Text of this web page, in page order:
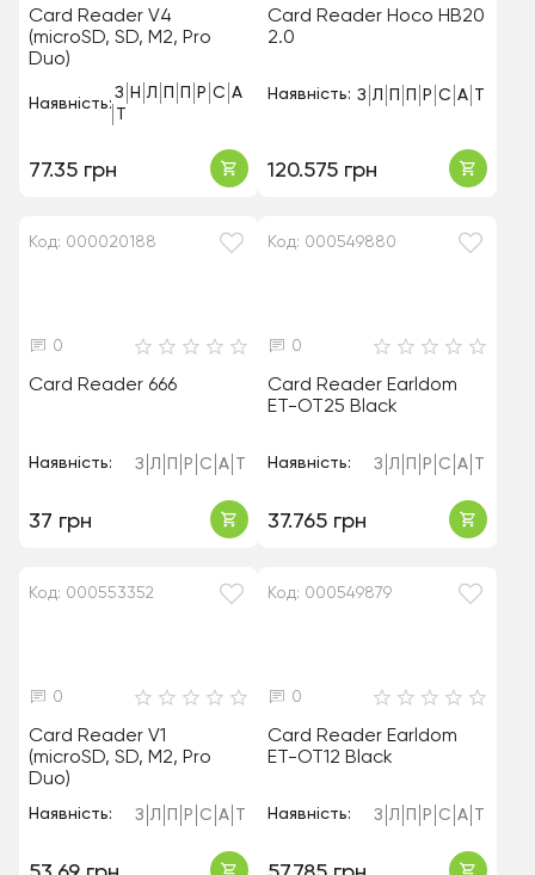
Card Reader V4
(microSD, SD, M2, Pro
Duo)
Наявність:
З Н Л П П Р С А
Т
77.35 грн
Card Reader Hoco HB20
2.0
Наявність: З Л П П Р С А Т
120.575 грн
Код: 000020188
0
Card Reader 666
Наявність: З Л Р С А
37 грн
Код: 000549880
0
Card Reader Earldom
ET-OT25 Black
Наявність: З Л Р С А
37.765 грн
Код: 000553352
0
Card Reader V1
(microSD, SD, M2, Pro
Duo)
Наявність: З Л Р С А
Код: 000549879
0
Card Reader Earldom
ET-OT12 Black
Наявність: З Л Р С А